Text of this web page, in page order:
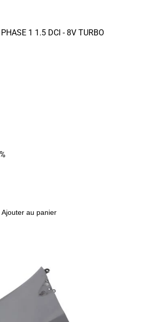
1 1.5 DCI - 8V TURBO
Ajouter au panier